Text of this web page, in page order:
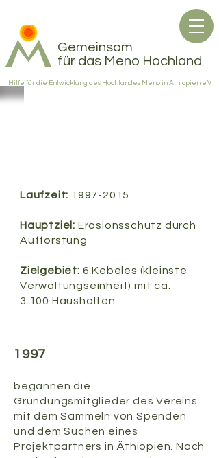
Gemeinsam
für das Meno Hochland
Hilfe für die Entwicklung des Hochlandes Meno in Äthiopien e.V.
Laufzeit: 1997-2015
Hauptziel: Erosionsschutz durch
Aufforstung
Zielgebiet: 6 Kebeles (kleinste
Verwaltungseinheit) mit ca.
3.100 Haushalten
1997
begannen die
Gründungsmitglieder des Vereins
mit dem Sammeln von Spenden
und dem Suchen eines
Projektpartners in Äthiopien. Nach